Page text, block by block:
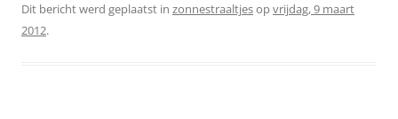
Dit bericht werd geplaatst in zonnestraaltjesopvrijdag, 9 maart
2012.